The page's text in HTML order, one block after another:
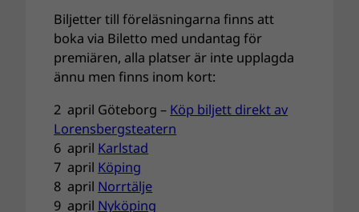
Biljetter till föreläsningarna finns att
boka via Biletto med undantag för
premiären, alla platser är inte upplagda
ännu men finns inom kort:
2 april Göteborg – Köp biljett direkt av
Lorensbergsteatern
6 april Karlstad
7 april Köping
8 april Norrtälje
9 april Nyköping